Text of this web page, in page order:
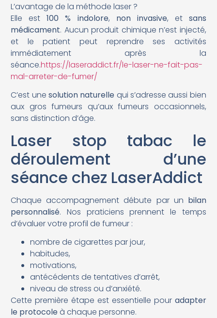
L’avantage de la méthode laser ?
Elle est100 % indolore, non invasive, et sans
médicament. Aucun produit chimique n’est injecté,
et le patient peut reprendre ses activités
immédiatement après la
séance.https://laseraddict.fr/le-laser-ne-fait-pas-
mal-arreter-de-fumer/
C’est unesolution naturelle qui s’adresse aussi bien
aux gros fumeurs qu’aux fumeurs occasionnels,
sans distinction d’âge.
Laser stop tabac le
déroulement d’une
séance chez LaserAddict
Chaque accompagnement débute par un bilan
personnalisé. Nos praticiens prennent le temps
d’évaluer votre profil de fumeur :
nombre de cigarettes par jour,
habitudes,
motivations,
antécédents de tentatives d’arrêt,
niveau de stress ou d’anxiété.
Cette première étape est essentielle pour adapter
le protocoleà chaque personne.